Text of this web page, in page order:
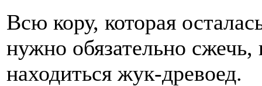
Всю кору, которая
нужно обязательно
находиться жук-древоед.